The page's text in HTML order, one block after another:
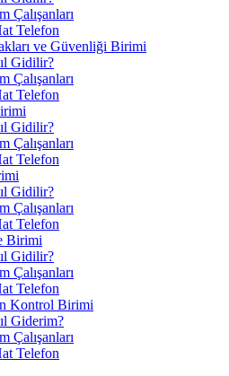
Çalışanları
Telefon
ve Güvenliği Birimi
Gidilir?
Çalışanları
Telefon
Gidilir?
Çalışanları
Telefon
Gidilir?
Çalışanları
Telefon
Birimi
Gidilir?
Çalışanları
Telefon
Kontrol Birimi
Giderim?
Çalışanları
Telefon